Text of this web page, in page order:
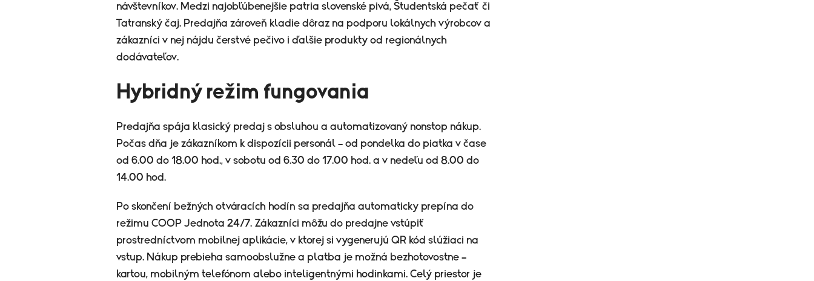
návštevníkov. Medzi najobľúbenejšie patria slovenské pivá, Študentská pečať či
Tatranský čaj. Predajňa zároveň kladie dôraz na podporu lokálnych výrobcov a
zákazníci v nej nájdu čerstvé pečivo i ďalšie produkty od regionálnych
dodávateľov.
Hybridný režim fungovania
Predajňa spája klasický predaj s obsluhou a automatizovaný nonstop nákup.
Počas dňa je zákazníkom k dispozícii personál – od pondelka do piatka v čase
od 6.00 do 18.00 hod., v sobotu od 6.30 do 17.00 hod. a v nedeľu od 8.00 do
14.00 hod.
Po skončení bežných otváracích hodín sa predajňa automaticky prepína do
režimu COOP Jednota 24/7. Zákazníci môžu do predajne vstúpiť
prostredníctvom mobilnej aplikácie, v ktorej si vygenerujú QR kód slúžiaci na
vstup. Nákup prebieha samoobslužne a platba je možná bezhotovostne –
kartou, mobilným telefónom alebo inteligentnými hodinkami. Celý priestor je